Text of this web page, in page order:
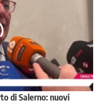
di Salerno: nuovi